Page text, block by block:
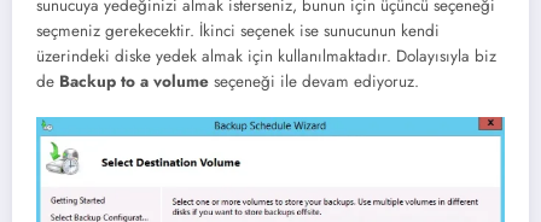
sunucuya yedeğinizi almak isterseniz, bunun için üçüncü seçeneği
seçmeniz gerekecektir. İkinci seçenek ise sunucunun kendi
üzerindeki diske yedek almak için kullanılmaktadır. Dolayısıyla biz
de Backup to a volume seçeneği ile devam ediyoruz.